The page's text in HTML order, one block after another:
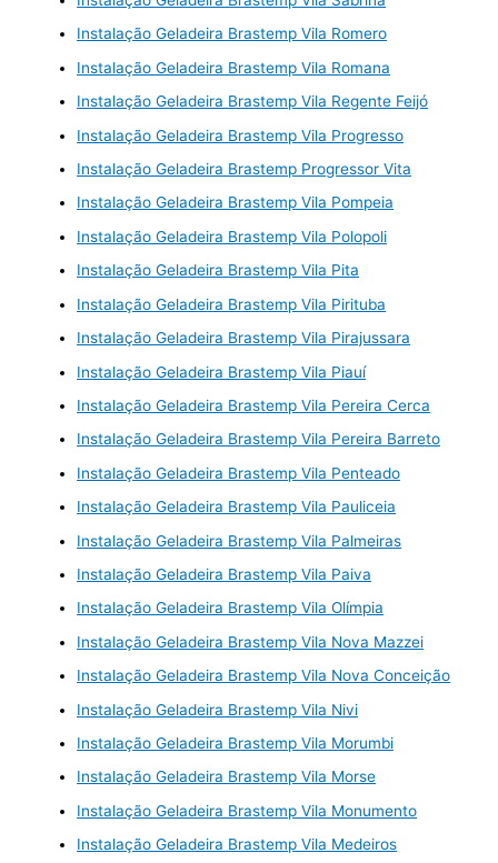
Instalação Geladeira Brastemp Vila Romero
Instalação Geladeira Brastemp Vila Romana
Instalação Geladeira Brastemp Vila Regente Feijó
Instalação Geladeira Brastemp Vila Progresso
Instalação Geladeira Brastemp Progressor Vita
Instalação Geladeira Brastemp Vila Pompeia
Instalação Geladeira Brastemp Vila Polopoli
Instalação Geladeira Brastemp Vila Pita
Instalação Geladeira Brastemp Vila Pirituba
Instalação Geladeira Brastemp Vila Pirajussara
Instalação Geladeira Brastemp Vila Piauí
Instalação Geladeira Brastemp Vila Pereira Cerca
Instalação Geladeira Brastemp Vila Pereira Barreto
Instalação Geladeira Brastemp Vila Penteado
Instalação Geladeira Brastemp Vila Pauliceia
Instalação Geladeira Brastemp Vila Palmeiras
Instalação Geladeira Brastemp Vila Paiva
Instalação Geladeira Brastemp Vila Olímpia
Instalação Geladeira Brastemp Vila Nova Mazzei
Instalação Geladeira Brastemp Vila Nova Conceição
Instalação Geladeira Brastemp Vila Nivi
Instalação Geladeira Brastemp Vila Morumbi
Instalação Geladeira Brastemp Vila Morse
Instalação Geladeira Brastemp Vila Monumento
Instalação Geladeira Brastemp Vila Medeiros